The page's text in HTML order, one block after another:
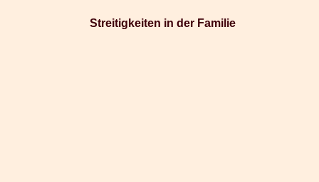
Streitigkeiten in der Familie